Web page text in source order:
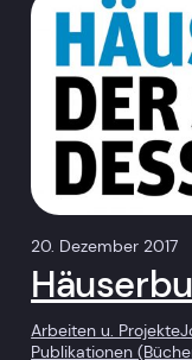
20. Dezember 2017
Arbeiten u. Projekte
Publikationen